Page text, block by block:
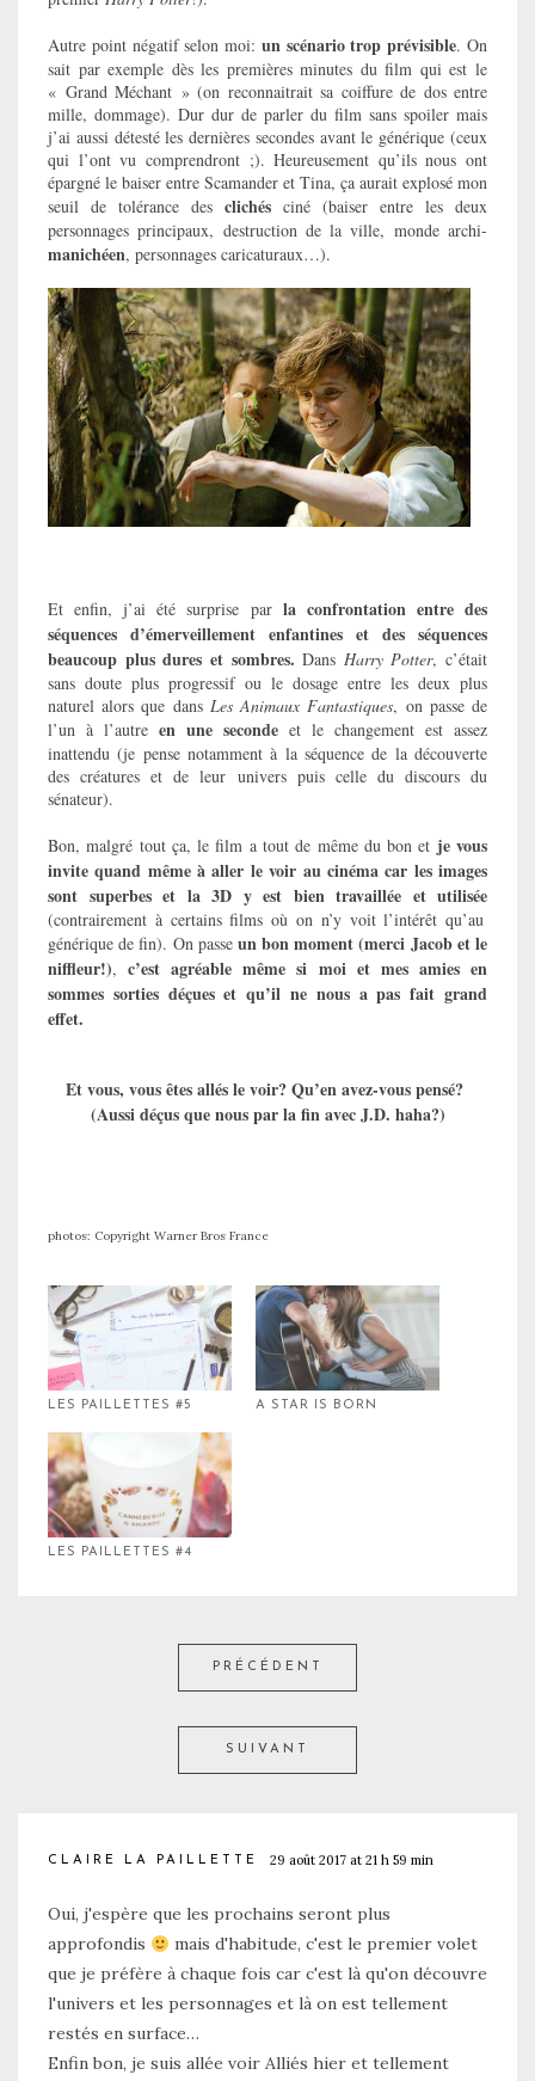
Autre point négatif selon moi: un scénario trop prévisible. On
sait par exemple dès les premières minutes du film qui est le
« Grand Méchant » (on reconnaitrait sa coiffure de dos entre
mille, dommage). Dur dur de parler du film sans spoiler mais
j’ai aussi détesté les dernières secondes avant le générique (ceux
qui l’ont vu comprendront ;). Heureusement qu’ils nous ont
épargné le baiser entre Scamander et Tina, ça aurait explosé mon
seuil de tolérance des clichés ciné (baiser entre les deux
personnages principaux, destruction de la ville, monde archi-
manichéen, personnages caricaturaux…).
Et enfin, j’ai été surprise par la confrontation entre des
séquences d’émerveillement enfantines et des séquences
beaucoup plus dures et sombres. Dans Harry Potter, c’était
sans doute plus progressif ou le dosage entre les deux plus
naturel alors que dans Les Animaux Fantastiques, on passe de
l’un à l’autre en une seconde et le changement est assez
inattendu (je pense notamment à la séquence de la découverte
des créatures et de leur univers puis celle du discours du
sénateur).
Bon, malgré tout ça, le film a tout de même du bon et je vous
invite quand même à aller le voir au cinéma car les images
sont superbes et la 3D y est bien travaillée et utilisée
(contrairement à certains films où on n’y voit l’intérêt qu’au
générique de fin). On passe un bon moment (merci Jacob et le
niffleur!),c’est agréable même si moi et mes amies en
sommes sorties déçues et qu’il ne nous a pas fait grand
effet.
Et vous, vous êtes allés le voir? Qu’en avez-vous pensé?
(Aussi déçus que nous par la fin avec J.D. haha?)
photos: Copyright Warner Bros France
LES PAILLETTES #5 A STAR IS BORN
LES PAILLETTES #4
PRÉCÉDENT
SUIVANT
CLAIRE LA PAILLETTE 29 août 2017 at 21 h 59 min
Oui, j'espère que les prochains seront plus
approfondis
mais d'habitude, c'est le premier volet
que je préfère à chaque fois car c'est là qu'on découvre
l'univers et les personnages et là on est tellement
restés en surface…
Enfin bon, je suis allée voir Alliés hier et tellement